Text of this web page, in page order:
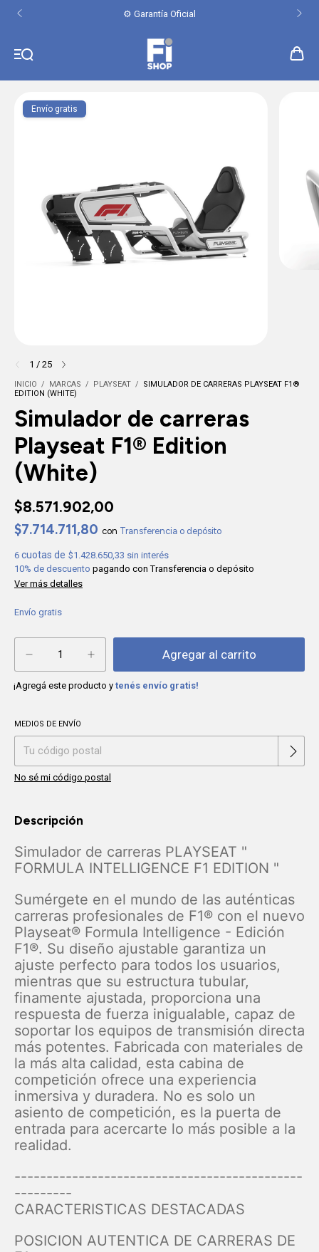
⚙️ Garantía Oficial
Envío gratis
1 / 25
INICIO / MARCAS / PLAYSEAT /
SIMULADOR DE CARRERAS PLAYSEAT F1®
EDITION (WHITE)
Simulador de carreras
Playseat F1® Edition
(White)
$8.571.902,00
$7.714.711,80 con Transferencia o depósito
6 $1.428.650,33 sin interés
10% de descuento pagando con Transferencia o depósito
Ver más detalles
Envío gratis
¡Agregá este producto y tenés envío gratis!
Entregas para el CP:
MEDIOS DE ENVÍO
No sé mi código postal
Descripción
Simulador de carreras PLAYSEAT "
FORMULA INTELLIGENCE F1 EDITION "
Sumérgete en el mundo de las auténticas
carreras profesionales de F1® con el nuevo
Playseat® Formula Intelligence - Edición
F1®. Su diseño ajustable garantiza un
ajuste perfecto para todos los usuarios,
mientras que su estructura tubular,
finamente ajustada, proporciona una
respuesta de fuerza inigualable, capaz de
soportar los equipos de transmisión directa
más potentes. Fabricada con materiales de
la más alta calidad, esta cabina de
competición ofrece una experiencia
inmersiva y duradera. No es solo un
asiento de competición, es la puerta de
entrada para acercarte lo más posible a la
realidad.
---------------------------------------------
---------
CARACTERISTICAS DESTACADAS
POSICION AUTENTICA DE CARRERAS DE